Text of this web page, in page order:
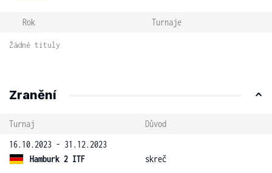
Rok Turnaje
Žádné tituly
Zranění
Turnaj
Důvod
16.10.2023 - 31.12.2023
Hamburk 2 ITF
skreč